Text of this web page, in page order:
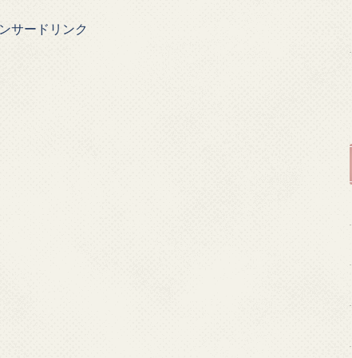
サードリンク